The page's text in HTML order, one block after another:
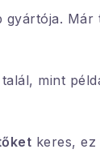
talál, mint
keres,